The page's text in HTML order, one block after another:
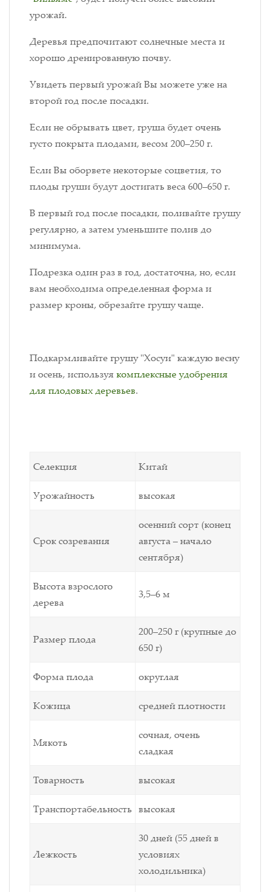
урожай.
Деревья предпочитают солнечные места и
хорошо дренированную почву.
Увидеть первый урожай Вы можете уже на
второй год после посадки.
Если не обрывать цвет, груша будет очень
густо покрыта плодами, весом 200–250 г.
Если Вы оборвете некоторые соцветия, то
плоды груши будут достигать веса 600–650 г.
В первый год после посадки, поливайте грушу
регулярно, а затем уменьшите полив до
минимума.
Подрезка один раз в год, достаточна, но, если
вам необходима определенная форма и
размер кроны, обрезайте грушу чаще.
Подкармливайте грушу "Хосуи" каждую весну
и осень, используя комплексные удобрения
для плодовых деревьев.
Селекция Китай
Урожайность высокая
Срок созревания
осенний сорт (конец
августа – начало
сентября)
Высота взрослого
дерева
3,5–6 м
Размер плода
200–250 г (крупные до
650 г)
Форма плода округлая
Кожица средней плотности
Мякоть
сочная, очень
сладкая
Товарность высокая
Транспортабельность высокая
Лежкость
30 дней (55 дней в
условиях
холодильника)